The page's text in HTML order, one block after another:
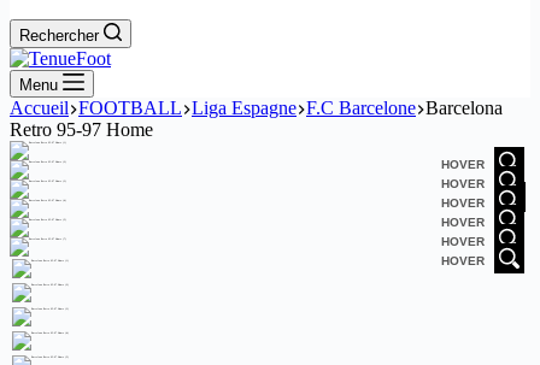
Rechercher
Menu
Accueil FOOTBALL Liga Espagne F.C Barcelone Barcelona
Retro 95-97 Home
HOVER
HOVER
HOVER
HOVER
HOVER
HOVER